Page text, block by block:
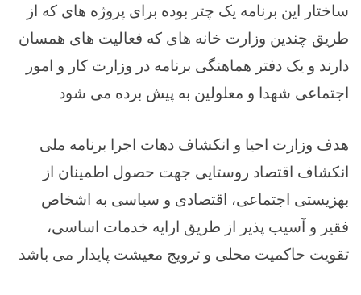
ساختار این برنامه یک چتر بوده برای پروژه های که از
طریق چندین وزارت خانه های که فعالیت های همسان
دارند و یک دفتر هماهنگی برنامه در وزارت کار و امور
اجتماعی شهدا و معلولین به پیش برده می شود
هدف وزارت احیا و انکشاف دهات اجرا برنامه ملی
انکشاف اقتصاد روستایی جهت حصول اطمینان از
بهزیستی اجتماعی، اقتصادی و سیاسی به اشخاص
فقیر و آسیب پذیر از طریق ارایه خدمات اساسی،
تقویت حاکمیت محلی و ترویج معیشت پایدار می باشد